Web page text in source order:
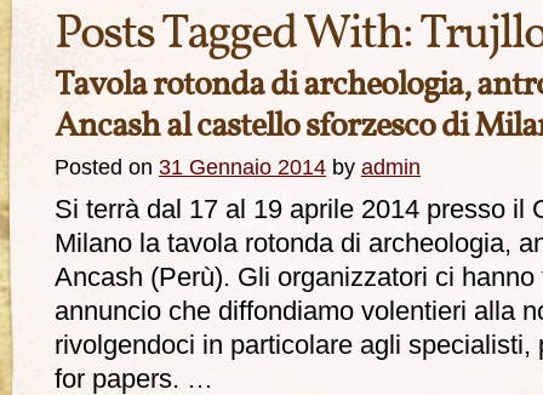
Posts Tagged With:
Tavola rotonda di archeologia,
Ancash al castello sforzesco di
Posted on 31 Gennaio 2014 by admin
Si terrà dal 17 al 19 aprile 2014 presso il
Milano la tavola rotonda di archeologia,
Ancash (Perù). Gli organizzatori ci
annuncio che diffondiamo volentieri alla
rivolgendoci in particolare agli
for papers. …